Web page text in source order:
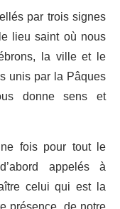
par trois signes
lieu saint où nous
la ville et le
unis par la Pâques
donne sens et
fois pour tout le
appelés à
celui qui est la